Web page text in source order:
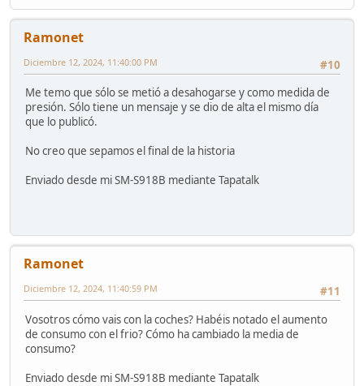
Ramonet
#10
Diciembre 12, 2024, 11:40:00 PM
Me temo que sólo se metió a desahogarse y como medida de
presión. Sólo tiene un mensaje y se dio de alta el mismo día
que lo publicó.
No creo que sepamos el final de la historia
Enviado desde mi SM-S918B mediante Tapatalk
Ramonet
#11
Diciembre 12, 2024, 11:40:59 PM
Vosotros cómo vais con la coches? Habéis notado el aumento
de consumo con el frio? Cómo ha cambiado la media de
consumo?
Enviado desde mi SM-S918B mediante Tapatalk